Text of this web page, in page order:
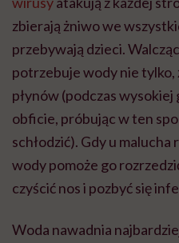
zbierają żniwo we
przebywają dzieci.
potrzebuje wody nie tylko,
płynów (podczas
obficie, próbując w ten
schłodzić). Gdy u malucha
wody pomoże go
czyścić nos i pozbyć się
Woda nawadnia